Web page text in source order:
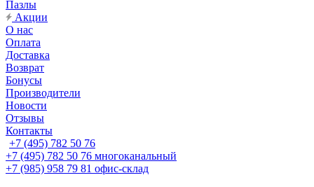
Пазлы
Акции
О нас
Оплата
Доставка
Возврат
Бонусы
Производители
Новости
Отзывы
Контакты
+7 (495) 782 50 76
+7 (495) 782 50 76 многоканальный
+7 (985) 958 79 81 офис-склад